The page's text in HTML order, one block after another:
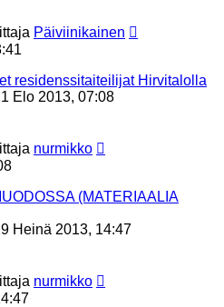
Päiviinikainen
residenssitaiteilijat Hirvitalolla
Elo 2013, 07:08
nurmikko
(MATERIAALIA
Heinä 2013, 14:47
nurmikko